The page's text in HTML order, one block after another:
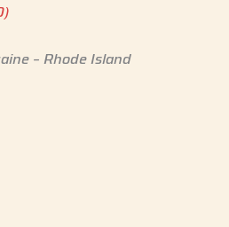
– Rhode Island